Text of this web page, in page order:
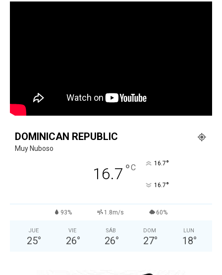
DOMINICAN REPUBLIC
Muy Nuboso
16.7 °C 16.7°
16.7°
93% 1.8m/s 60%
JUE
25°
VIE
26°
SÁB
26°
DOM
27°
LUN
18°